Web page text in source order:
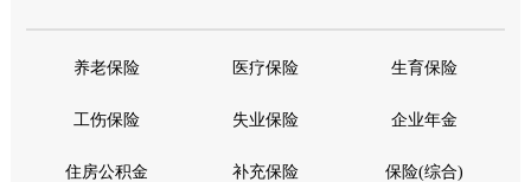
养老保险 医疗保险 生育保险
工伤保险 失业保险 企业年金
住房公积金 补充保险 保险(综合)